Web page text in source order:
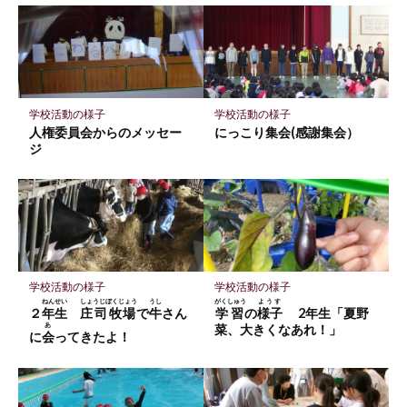
ク
マ
ー
ク
に
保
学校活動の様子
人権委員会からのメッセー
ジ
学校活動の様子
にっこり集会(感謝集会）
学校活動の様子
２年生
ねんせい
庄司牧場
しょうじぼくじょう
で牛
うし
さん
に会
あ
ってきたよ！
学校活動の様子
学習
がくしゅう
の様子
ようす
2年生「夏野
菜、大きくなあれ！」